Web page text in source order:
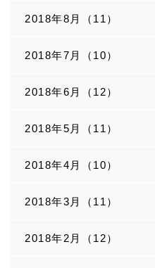
2018年8月（11）
2018年7月（10）
2018年6月（12）
2018年5月（11）
2018年4月（10）
2018年3月（11）
2018年2月（12）